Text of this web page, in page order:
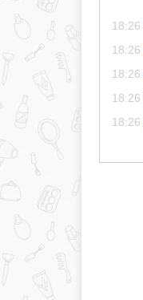
18:26
18:26
18:26
18:26
18:26